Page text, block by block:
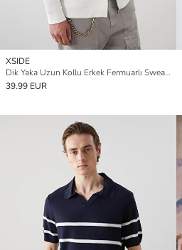
XSIDE
Dik Yaka Uzun Kollu Erkek Fermuarlı Sweatshirt
39.99 EUR